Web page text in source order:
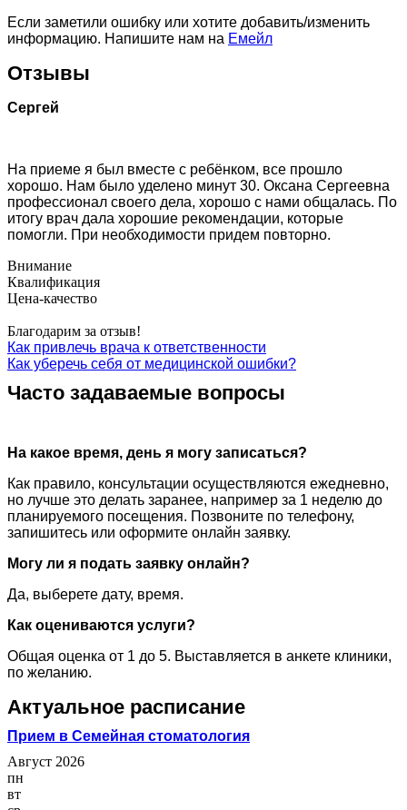
Если заметили ошибку или хотите добавить/изменить
информацию. Напишите нам на Емейл
Отзывы
Сергей
На приеме я был вместе с ребёнком, все прошло
хорошо. Нам было уделено минут 30. Оксана Сергеевна
профессионал своего дела, хорошо с нами общалась. По
итогу врач дала хорошие рекомендации, которые
помогли. При необходимости придем повторно.
Внимание
Квалификация
Цена-качество
Благодарим за отзыв!
Как привлечь врача к ответственности
Как уберечь себя от медицинской ошибки?
Часто задаваемые вопросы
На какое время, день я могу записаться?
Как правило, консультации осуществляются ежедневно,
но лучше это делать заранее, например за 1 неделю до
планируемого посещения. Позвоните по телефону,
запишитесь или оформите онлайн заявку.
Могу ли я подать заявку онлайн?
Да, выберете дату, время.
Как оцениваются услуги?
Общая оценка от 1 до 5. Выставляется в анкете клиники,
по желанию.
Актуальное расписание
Прием в Семейная стоматология
Август 2026
пн
вт